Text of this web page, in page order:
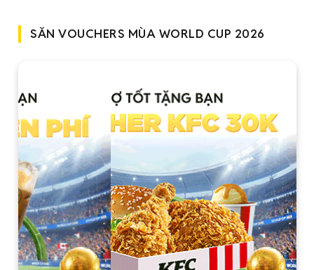
SĂN VOUCHERS MÙA WORLD CUP 2026